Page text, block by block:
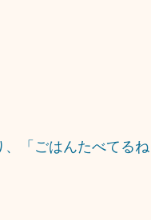
「ごはんたべてる